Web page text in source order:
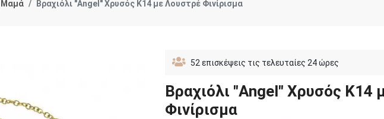
Μαμά Βραχιόλι "Angel" Χρυσός Κ14 με Λουστρέ Φινίρισμα
52 επισκέψεις τις τελευταίες 24 ώρες
Βραχιόλι "Angel" Χρυσός Κ14
Φινίρισμα